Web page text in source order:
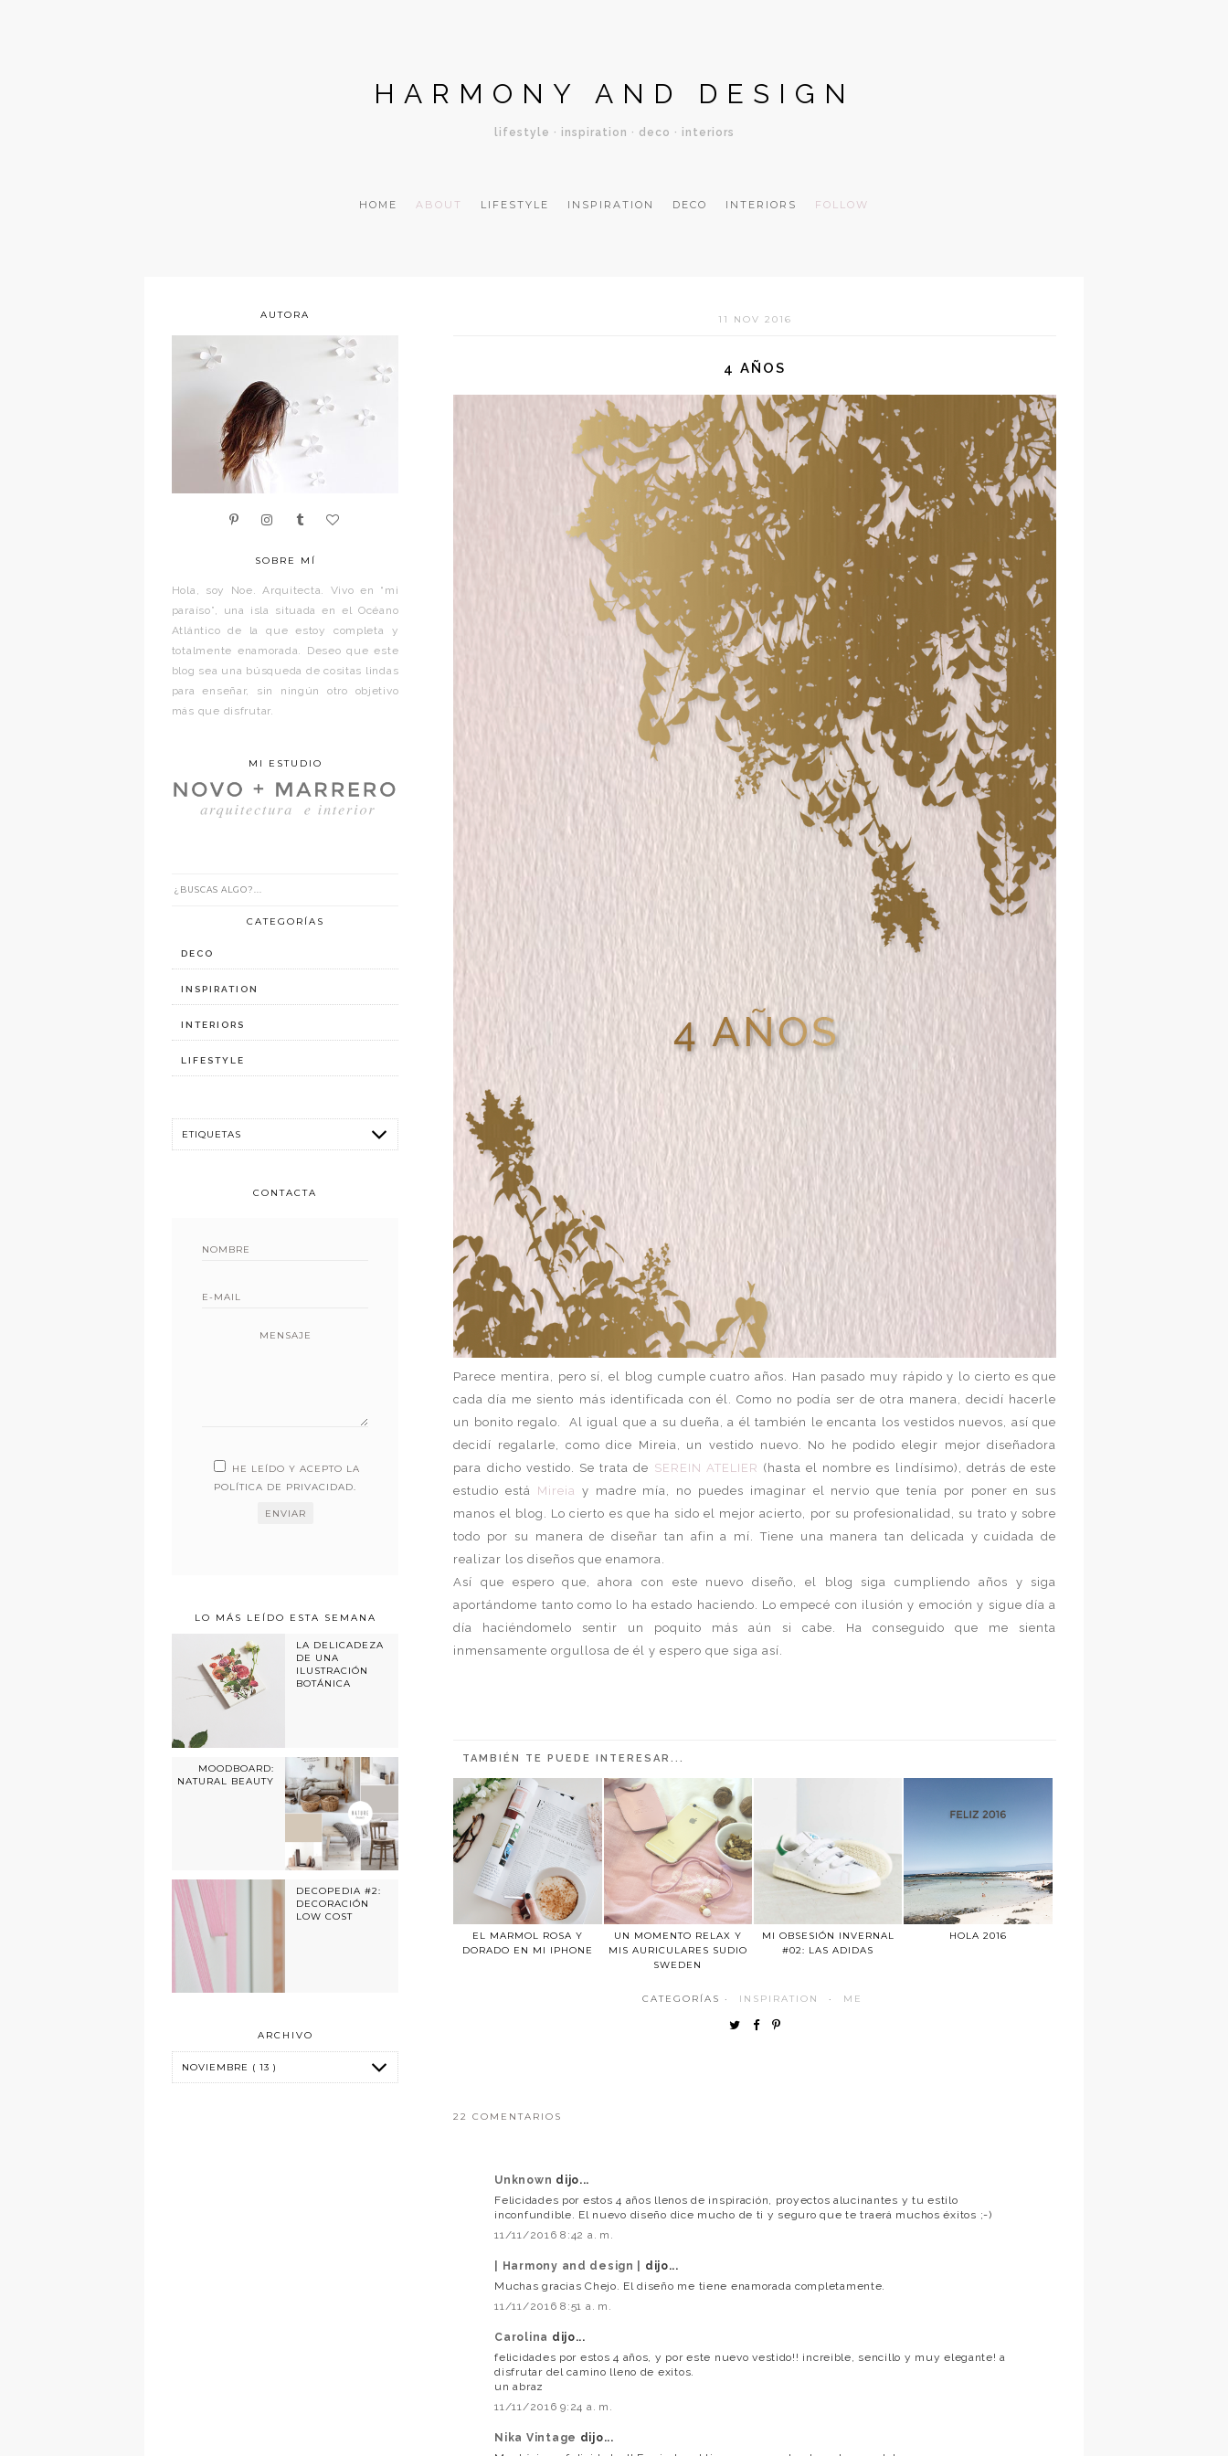
HARMONY AND DESIGN
lifestyle · inspiration · deco · interiors
HOME ABOUT LIFESTYLE INSPIRATION DECO INTERIORS FOLLOW
11 NOV 2016
4 AÑOS
Parece mentira, pero sí, el blog cumple cuatro años. Han pasado muy rápido y lo cierto es que
cada día me siento más identificada con él. Como no podía ser de otra manera, decidí hacerle
un bonito regalo. Al igual que a su dueña, a él también le encanta los vestidos nuevos, así que
decidí regalarle, como dice Mireia, un vestido nuevo. No he podido elegir mejor diseñadora
para dicho vestido. Se trata de SEREIN ATELIER (hasta el nombre es lindísimo), detrás de este
estudio está Mireia y madre mía, no puedes imaginar el nervio que tenía por poner en sus
manos el blog. Lo cierto es que ha sido el mejor acierto, por su profesionalidad, su trato y sobre
todo por su manera de diseñar tan afin a mí. Tiene una manera tan delicada y cuidada de
realizar los diseños que enamora.
Así que espero que, ahora con este nuevo diseño, el blog siga cumpliendo años y siga
aportándome tanto como lo ha estado haciendo. Lo empecé con ilusión y emoción y sigue día a
día haciéndomelo sentir un poquito más aún si cabe. Ha conseguido que me sienta
inmensamente orgullosa de él y espero que siga así.
TAMBIÉN TE PUEDE INTERESAR...
EL MARMOL ROSA Y
DORADO EN MI IPHONE
UN MOMENTO RELAX Y
MIS AURICULARES SUDIO
SWEDEN
MI OBSESIÓN INVERNAL
#02: LAS ADIDAS
HOLA 2016
CATEGORÍAS · INSPIRATION · ME
22 COMENTARIOS
Unknown dijo...
Felicidades por estos 4 años llenos de inspiración, proyectos alucinantes y tu estilo
inconfundible. El nuevo diseño dice mucho de ti y seguro que te traerá muchos éxitos ;-)
11/11/2016 8:42 a. m.
| Harmony and design | dijo...
Muchas gracias Chejo. El diseño me tiene enamorada completamente.
11/11/2016 8:51 a. m.
Carolina dijo...
felicidades por estos 4 años, y por este nuevo vestido!! increible, sencillo y muy elegante! a
disfrutar del camino lleno de exitos.
un abraz
11/11/2016 9:24 a. m.
Nika Vintage dijo...
AUTORA
SOBRE MÍ
Hola, soy Noe. Arquitecta. Vivo en “mi
paraíso”, una isla situada en el Océano
Atlántico de la que estoy completa y
totalmente enamorada. Deseo que este
blog sea una búsqueda de cositas lindas
para enseñar, sin ningún otro objetivo
más que disfrutar.
MI ESTUDIO
CATEGORÍAS
DECO
INSPIRATION
INTERIORS
LIFESTYLE
CONTACTA
MENSAJE
HE LEÍDO Y ACEPTO LA
POLÍTICA DE PRIVACIDAD.
LO MÁS LEÍDO ESTA SEMANA
LA DELICADEZA
DE UNA
ILUSTRACIÓN
BOTÁNICA
MOODBOARD:
NATURAL BEAUTY
DECOPEDIA #2:
DECORACIÓN
LOW COST
ARCHIVO